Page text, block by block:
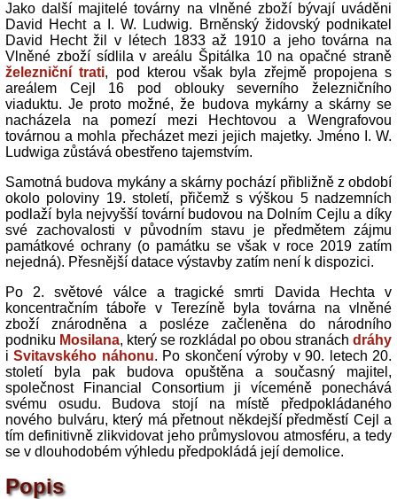
Jako další majitelé továrny na vlněné zboží bývají uváděni
David Hecht a I. W. Ludwig. Brněnský židovský podnikatel
David Hecht žil v létech 1833 až 1910 a jeho továrna na
Vlněné zboží sídlila v areálu Špitálka 10 na opačné straně
železniční trati, pod kterou však byla zřejmě propojena s
areálem Cejl 16 pod oblouky severního železničního
viaduktu. Je proto možné, že budova mykárny a skárny se
nacházela na pomezí mezi Hechtovou a Wengrafovou
továrnou a mohla přecházet mezi jejich majetky. Jméno I. W.
Ludwiga zůstává obestřeno tajemstvím.
Samotná budova mykány a skárny pochází přibližně z období
okolo poloviny 19. století, přičemž s výškou 5 nadzemních
podlaží byla nejvyšší tovární budovou na Dolním Cejlu a díky
své zachovalosti v původním stavu je předmětem zájmu
památkové ochrany (o památku se však v roce 2019 zatím
nejedná). Přesnější datace výstavby zatím není k dispozici.
Po 2. světové válce a tragické smrti Davida Hechta v
koncentračním táboře v Terezíně byla továrna na vlněné
zboží znárodněna a posléze začleněna do národního
podniku Mosilana, který se rozkládal po obou stranách dráhy
iSvitavského náhonu. Po skončení výroby v 90. letech 20.
století byla pak budova opuštěna a současný majitel,
společnost Financial Consortium ji víceméně ponechává
svému osudu. Budova stojí na místě předpokládaného
nového bulváru, který má přetnout někdejší předměstí Cejl a
tím definitivně zlikvidovat jeho průmyslovou atmosféru, a tedy
se v dlouhodobém výhledu předpokládá její demolice.
Popis